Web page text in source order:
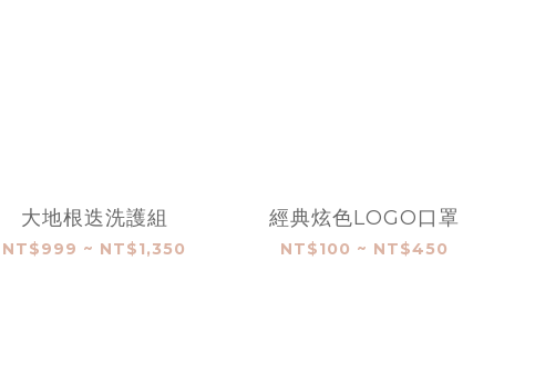
大地根迭洗護組
NT$999 ~ NT$1,350
經典炫色LOGO口罩
NT$100 ~ NT$450